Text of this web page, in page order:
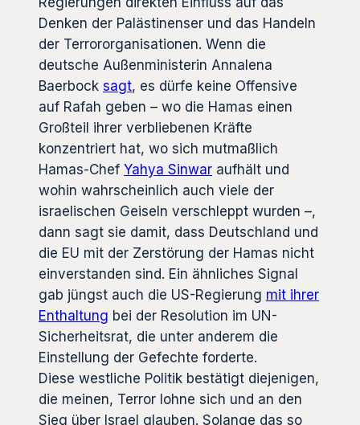
Denken der Palästinenser und das Handeln
der Terrororganisationen. Wenn die
deutsche Außenministerin Annalena
Baerbock sagt, es dürfe keine Offensive
auf Rafah geben – wo die Hamas einen
Großteil ihrer verbliebenen Kräfte
konzentriert hat, wo sich mutmaßlich
Hamas-Chef Yahya Sinwar aufhält und
wohin wahrscheinlich auch viele der
israelischen Geiseln verschleppt wurden –,
dann sagt sie damit, dass Deutschland und
die EU mit der Zerstörung der Hamas nicht
einverstanden sind. Ein ähnliches Signal
gab jüngst auch die US-Regierung mit ihrer
Enthaltung bei der Resolution im UN-
Sicherheitsrat, die unter anderem die
Einstellung der Gefechte forderte.
Diese westliche Politik bestätigt diejenigen,
die meinen, Terror lohne sich und an den
Sieg über Israel glauben. Solange das so